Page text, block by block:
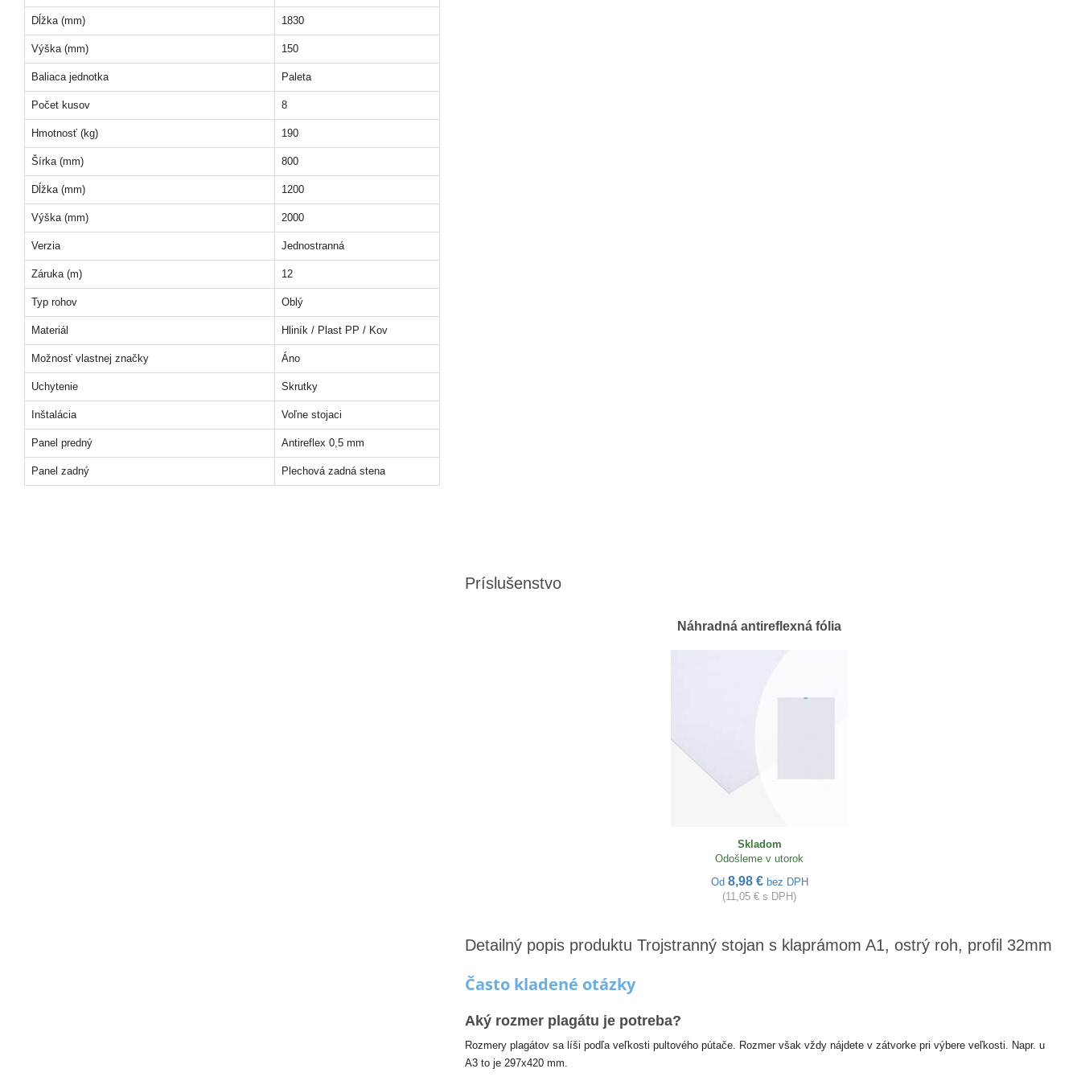
Dĺžka (mm) 1830
Výška (mm) 150
Baliaca jednotka Paleta
Počet kusov 8
Hmotnosť (kg) 190
Šírka (mm) 800
Dĺžka (mm) 1200
Výška (mm) 2000
Verzia Jednostranná
Záruka (m) 12
Typ rohov Oblý
Materiál Hliník / Plast PP / Kov
Možnosť vlastnej značky Áno
Uchytenie Skrutky
Inštalácia Voľne stojaci
Panel predný Antireflex 0,5 mm
Panel zadný Plechová zadná stena
Príslušenstvo
Náhradná antireflexná fólia
Skladom
Odošleme v utorok
Od 8,98 € bez DPH
(11,05 € s DPH)
Detailný popis produktu Trojstranný stojan s klaprámom A1, ostrý roh, profil 32mm
Často kladené otázky
Aký rozmer plagátu je potreba?
Rozmery plagátov sa líši podľa veľkosti pultového pútače. Rozmer však vždy nájdete v zátvorke pri výbere veľkosti. Napr. u
A3 to je 297x420 mm.